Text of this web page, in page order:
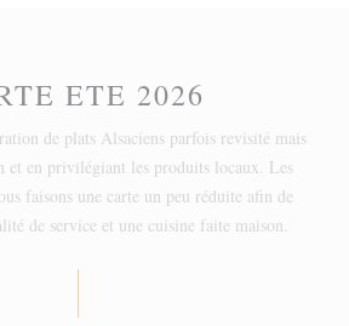
ETE 2026
de plats Alsaciens parfois revisité mais
et en privilégiant les produits locaux. Les
faisons une carte un peu réduite afin de
de service et une cuisine faite maison.